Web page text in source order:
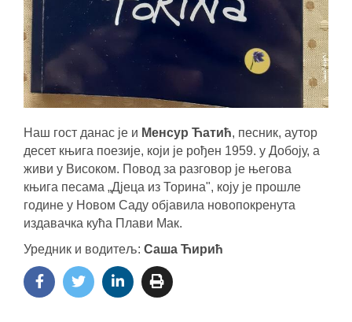
Наш гост данас је и Менсур Ћатић, песник, аутор
десет књига поезије, који је рођен 1959. у Добоју, а
живи у Високом. Повод за разговор је његова
књига песама „Дјеца из Торина", коју је прошле
године у Новом Саду објавила новопокренута
издавачка кућа Плави Мак.
Уредник и водитељ: Саша Ћирић